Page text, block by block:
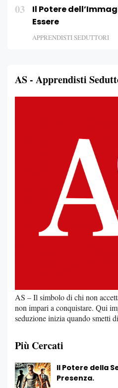
03
Il Potere
Essere
APPRENDISTI SEDUTTORI
AS - Apprendisti
AS – Il simbolo di chi non
non impari a conquistare. Qui
seduzione inizia quando smetti
Più Cercati
Il Potere della
Presenza.